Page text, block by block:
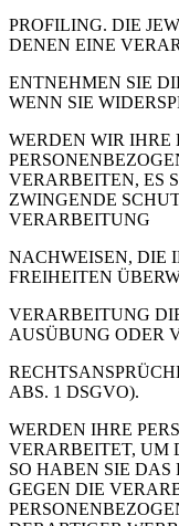
PROFILING. DIE
DENEN EINE
ENTNEHMEN SIE
WENN SIE
WERDEN WIR IHRE
VERARBEITEN, ES
ZWINGENDE
VERARBEITUNG
NACHWEISEN, DIE
FREIHEITEN
VERARBEITUNG
AUSÜBUNG ODER
ABS. 1 DSGVO).
WERDEN IHRE
VERARBEITET, UM
SO HABEN SIE DAS
GEGEN DIE